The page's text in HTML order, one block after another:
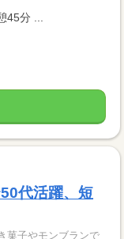
分 ...
代活躍、短
子やモンブランで